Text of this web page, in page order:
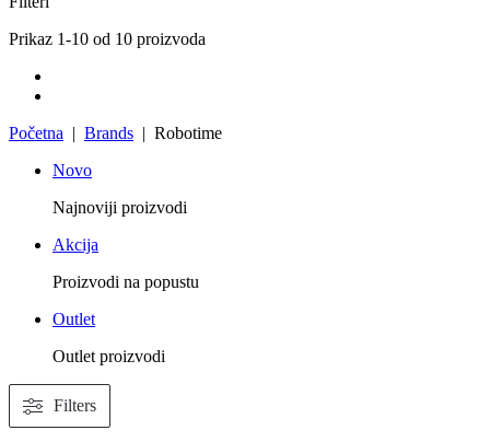
Prikaz 1-10 od 10 proizvoda
Početna | Brands | Robotime
Novo
Najnoviji proizvodi
Akcija
Proizvodi na popustu
Outlet
Outlet proizvodi
Filters